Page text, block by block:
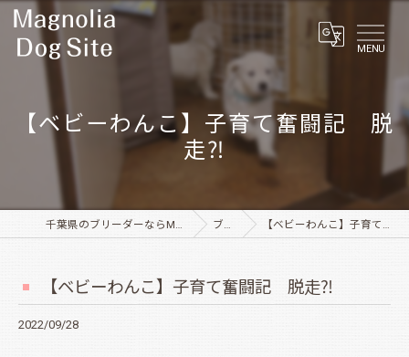
MENU
【ベビーわんこ】子育て奮闘記 脱
走⁈
千葉県のブリーダーならMagnolia Dog Site ブログ 【ベビーわんこ】子育て奮闘記 脱走⁈
【ベビーわんこ】子育て奮闘記 脱走⁈
2022/09/28